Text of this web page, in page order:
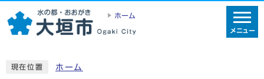
ホーム
メニュー
現在位置 ホーム